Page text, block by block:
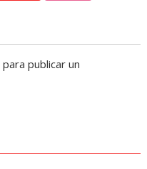
para publicar un